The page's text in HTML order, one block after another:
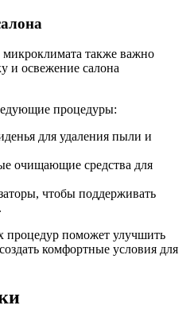
также важно
и освежение салона
процедуры:
для удаления пыли и
очищающие средства для
чтобы поддерживать
процедур поможет улучшить
комфортные условия для